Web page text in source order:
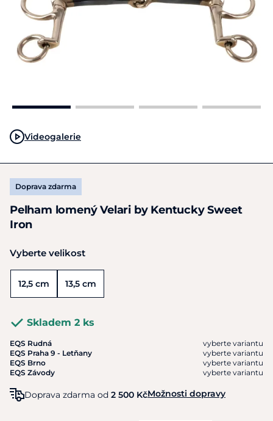
Videogalerie
Doprava zdarma
Pelham lomený Velari by Kentucky Sweet
Iron
Vyberte velikost
12,5 cm 13,5 cm
Skladem 2 ks
EQS Rudná
vyberte variantu
EQS Praha 9 - Letňany
vyberte variantu
EQS Brno
vyberte variantu
EQS Závody
vyberte variantu
Doprava zdarma od 2 500 KčMožnosti dopravy